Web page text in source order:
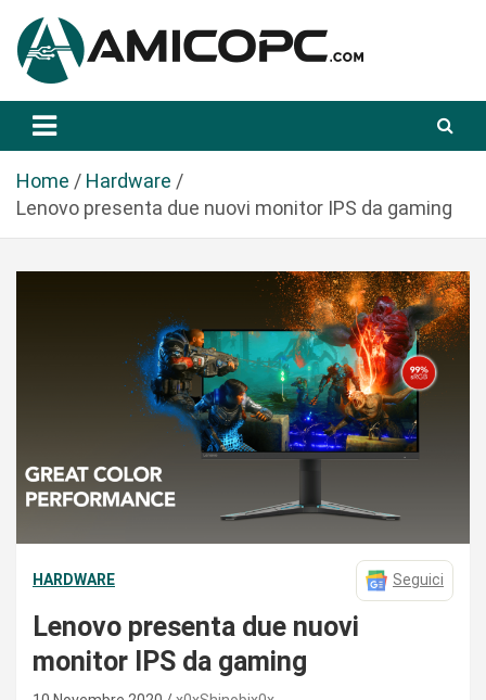
a
Amicopc.com
Home
Hardware
Lenovo presenta due nuovi monitor IPS da gaming
HARDWARE Seguici
Lenovo presenta due nuovi
monitor IPS da gaming